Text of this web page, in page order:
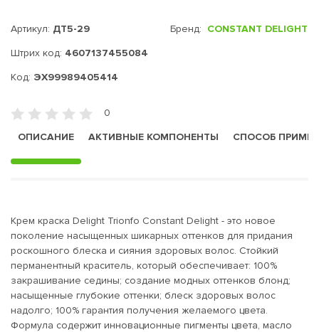
Артикул: ДТ5-29
Штрих код: 4607137455084
Код: ЭХ99989405414
Бренд: CONSTANT DELIGHT
0
ОПИСАНИЕ
АКТИВНЫЕ КОМПОНЕНТЫ СПОСОБ
Крем краска Delight Trionfo Constant Delight - это новое
поколение насыщенных шикарных оттенков для придания
роскошного блеска и сияния здоровых волос. Стойкий
перманентный краситель, который обеспечивает: 100%
закрашивание седины; создание модных оттенков блонд;
насыщенные глубокие оттенки; блеск здоровых волос
надолго; 100% гарантия получения желаемого цвета.
Формула содержит инновационные пигменты цвета, масло